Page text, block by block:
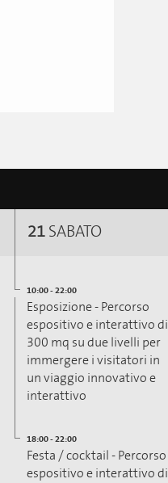
21 SABATO
10:00 - 22:00
Esposizione - Percorso
espositivo e interattivo di
300 mq su due livelli per
immergere i visitatori in
un viaggio innovativo e
interattivo
18:00 - 22:00
Festa / cocktail - Percorso
espositivo e interattivo di